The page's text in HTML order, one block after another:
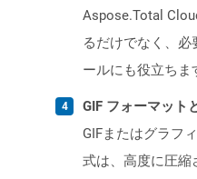
Aspose.Total
るだけでなく、必
ールにも役立ちま
GIF フォーマット
GIFまたはグラフ
式は、高度に圧縮